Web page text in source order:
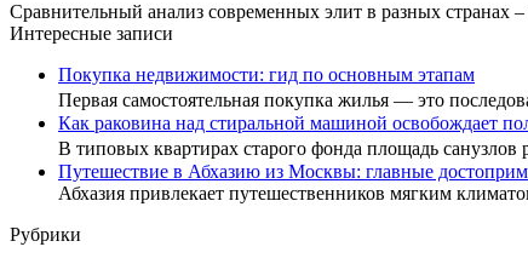
Сравнительный анализ современных элит в разных странах –
Интересные записи
Покупка недвижимости: гид по основным этапам
Первая самостоятельная покупка жилья — это
Как раковина над стиральной машиной освобождает
В типовых квартирах старого фонда площадь санузлов
Путешествие в Абхазию из Москвы: главные
Абхазия привлекает путешественников мягким
Рубрики